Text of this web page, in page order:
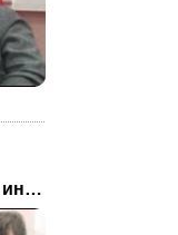
Сергей Морозов об инфор...